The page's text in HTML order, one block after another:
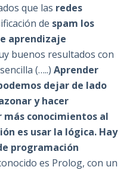
que las redes
de spam los
aprendizaje
buenos resultados con
(…..) Aprender
dejar de lado
y hacer
más conocimientos al
es usar la lógica. Hay
programación
es Prolog, con un